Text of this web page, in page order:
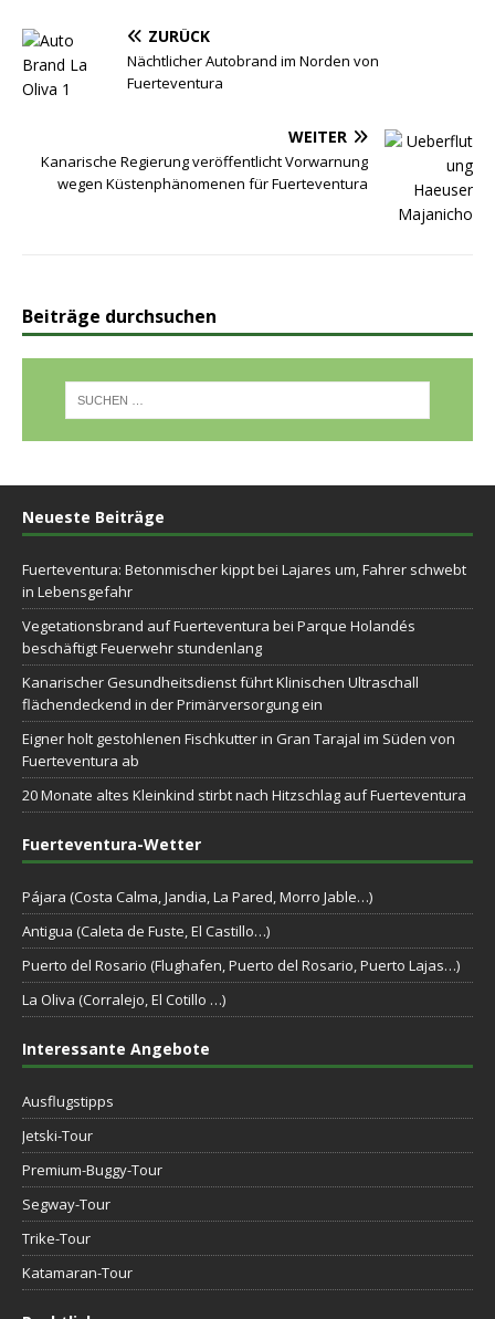
ZURÜCK
Nächtlicher Autobrand im Norden von
Fuerteventura
WEITER
Kanarische Regierung veröffentlicht Vorwarnung
wegen Küstenphänomenen für Fuerteventura
Beiträge durchsuchen
Neueste Beiträge
Fuerteventura: Betonmischer kippt bei Lajares um, Fahrer schwebt
in Lebensgefahr
Vegetationsbrand auf Fuerteventura bei Parque Holandés
beschäftigt Feuerwehr stundenlang
Kanarischer Gesundheitsdienst führt Klinischen Ultraschall
flächendeckend in der Primärversorgung ein
Eigner holt gestohlenen Fischkutter in Gran Tarajal im Süden von
Fuerteventura ab
20 Monate altes Kleinkind stirbt nach Hitzschlag auf Fuerteventura
Fuerteventura-Wetter
Pájara (Costa Calma, Jandia, La Pared, Morro Jable…)
Antigua (Caleta de Fuste, El Castillo…)
Puerto del Rosario (Flughafen, Puerto del Rosario, Puerto Lajas…)
La Oliva (Corralejo, El Cotillo …)
Interessante Angebote
Ausflugstipps
Jetski-Tour
Premium-Buggy-Tour
Segway-Tour
Trike-Tour
Katamaran-Tour